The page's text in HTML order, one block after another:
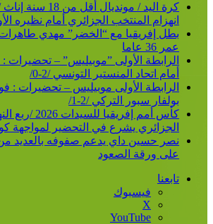
كرة اليد / مونديال
انهزام المنتخب الجزائري أمام نظيره
بطل إفريقيا مع “الخضر” مهدي
عمر 36 عاما
الرابطة الأولى ”موبيليس” –
أمام اتحاد المنستير التونسي /2-0/
الرابطة الأولى موبيليس – تحضيرات
بولفار سبور التركي /2-1/
كأس أمم إفريقيا
الجزائري يشرع في التحضير لمواجهة
نصر حسين داي يدعم صفوفه بالعديد من
على ورقة الصعود
تابعنا
فيسبوك
‫X
‫YouTube